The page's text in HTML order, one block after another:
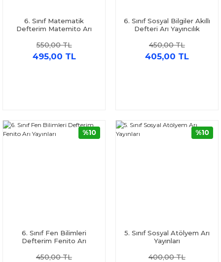
6. Sınıf Matematik
Defterim Matemito Arı
550,00 TL
495,00 TL
6. Sınıf Sosyal Bilgiler Akıllı
Defteri Arı Yayıncılık
450,00 TL
405,00 TL
6. Sınıf Fen Bilimleri
Defterim Fenito Arı
450,00 TL
%10
5. Sınıf Sosyal Atölyem Arı
Yayınları
400,00 TL
%10